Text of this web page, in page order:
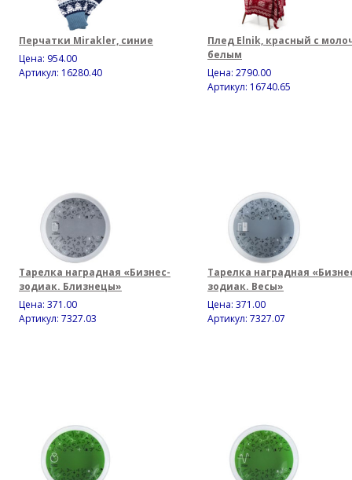
Перчатки Mirakler, синие
Цена: 954.00
Артикул: 16280.40
Плед Elnik, красный с
белым
Цена: 2790.00
Артикул: 16740.65
Тарелка наградная «Бизнес-
зодиак. Близнецы»
Цена: 371.00
Артикул: 7327.03
Тарелка наградная
зодиак. Весы»
Цена: 371.00
Артикул: 7327.07